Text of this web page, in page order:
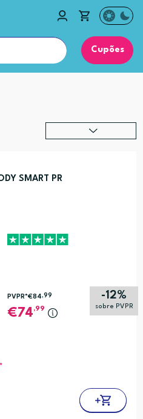
Cupões
SMART PR
-12%
sobre PVPR
PVPR*€84 ,99
74,99